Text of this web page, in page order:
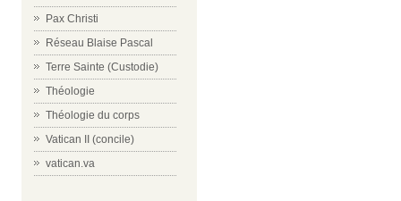
Pax Christi
Réseau Blaise Pascal
Terre Sainte (Custodie)
Théologie
Théologie du corps
Vatican II (concile)
vatican.va